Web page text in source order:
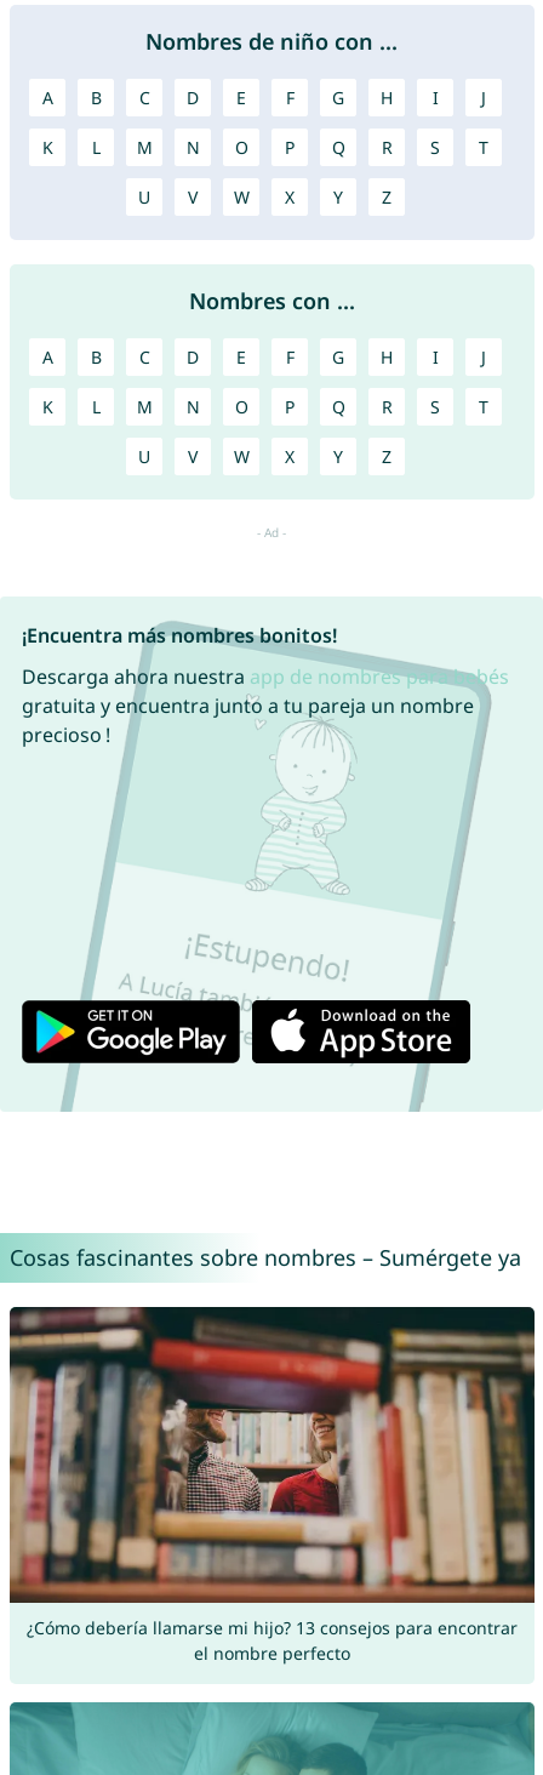
Nombres de niño con ...
A B C D E F G H I J
K L M N O P Q R S T
U V W X Y Z
Nombres con ...
A B C D E F G H I J
K L M N O P Q R S T
U V W X Y Z
¡Encuentra más nombres bonitos!
Descarga ahora nuestra app de nombres para bebés
gratuita y encuentra junto a tu pareja un nombre
precioso !
Cosas fascinantes sobre nombres – Sumérgete ya
¿Cómo debería llamarse mi hijo? 13 consejos para encontrar
el nombre perfecto